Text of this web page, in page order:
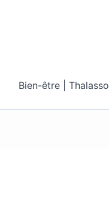
Bien-être | Thalasso